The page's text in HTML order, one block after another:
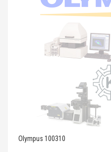
Olympus 100310